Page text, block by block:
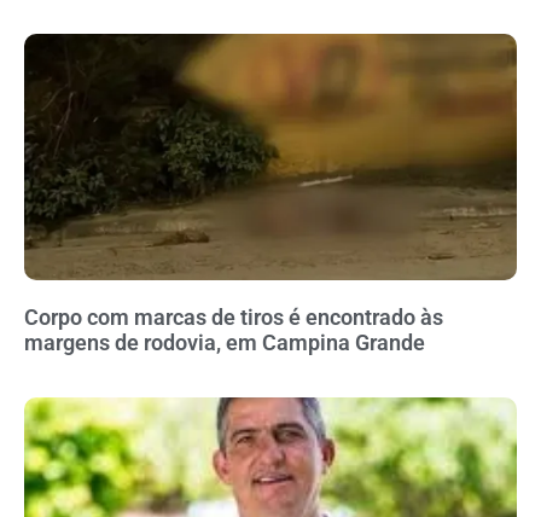
Corpo com marcas de tiros é encontrado às
margens de rodovia, em Campina Grande